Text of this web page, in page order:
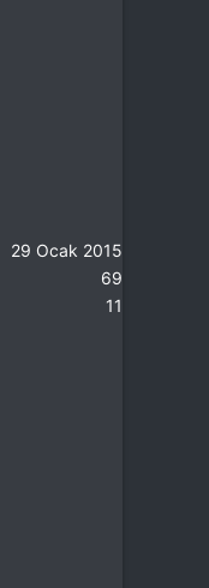
29 Ocak 2015
69
11